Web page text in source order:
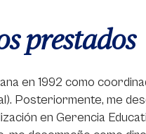
prestados
en 1992 como
Posteriormente, me
en Gerencia